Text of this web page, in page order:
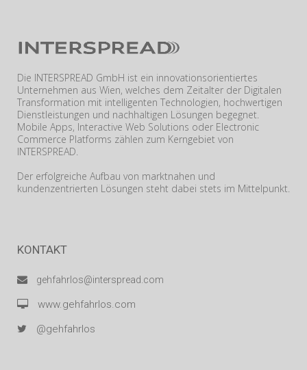
Die INTERSPREAD GmbH ist ein innovationsorientiertes
Unternehmen aus Wien, welches dem Zeitalter der Digitalen
Transformation mit intelligenten Technologien, hochwertigen
Dienstleistungen und nachhaltigen Lösungen begegnet.
Mobile Apps, Interactive Web Solutions oder Electronic
Commerce Platforms zählen zum Kerngebiet von
INTERSPREAD.
Der erfolgreiche Aufbau von marktnahen und
kundenzentrierten Lösungen steht dabei stets im Mittelpunkt.
KONTAKT
gehfahrlos@interspread.com
www.gehfahrlos.com
@gehfahrlos